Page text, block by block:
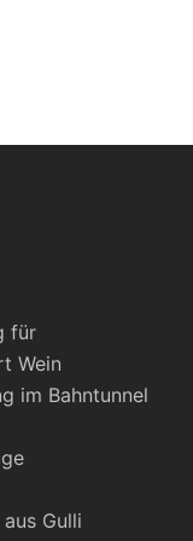
für
Wein
im Bahntunnel
Gulli